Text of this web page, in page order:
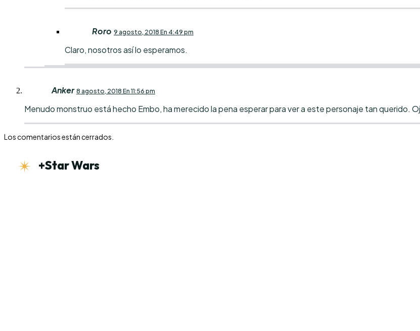
Roro 9 agosto, 2018 En 4:49 pm
Claro, nosotros así lo esperamos.
Anker 8 agosto, 2018 En 11:56 pm
Menudo monstruo está hecho Embo, ha merecido la pena esperar para ver a este personaje tan querido.
Los comentarios están cerrados.
+Star Wars